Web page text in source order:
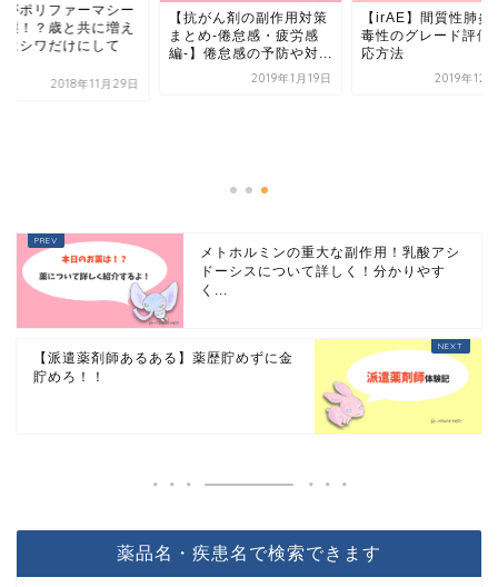
がポリファーマシー
態！？歳と共に増え
はシワだけにして
2018年11月29日
【抗がん剤の副作用対策
まとめ‐倦怠感・疲労感
編‐】倦怠感の予防や対...
2019年1月19日
【irAE】間質性肺炎
毒性のグレード評価
応方法
2019年12
メトホルミンの重大な副作用！乳酸アシ
ドーシスについて詳しく！分かりやす
く...
【派遣薬剤師あるある】薬歴貯めずに金
貯めろ！！
薬品名・疾患名で検索できます